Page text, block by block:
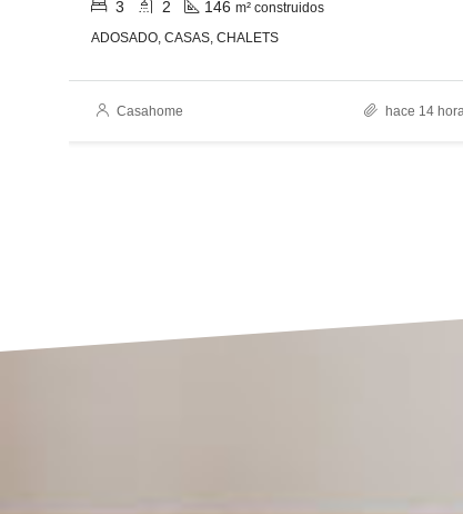
3 2 146 m² construidos
ADOSADO, CASAS, CHALETS
Casahome hace 14